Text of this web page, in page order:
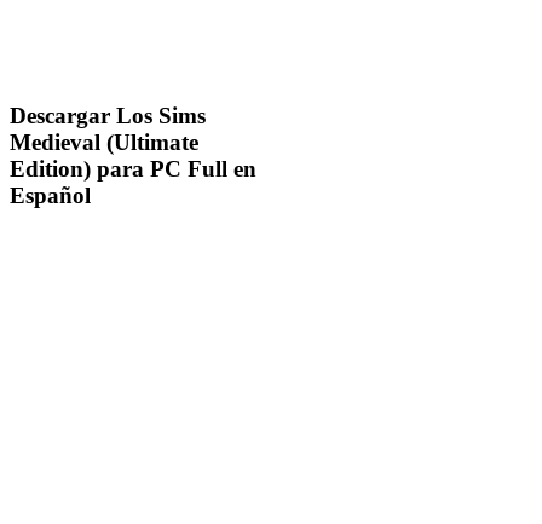
Descargar Los Sims
Medieval (Ultimate
Edition) para PC Full en
Español